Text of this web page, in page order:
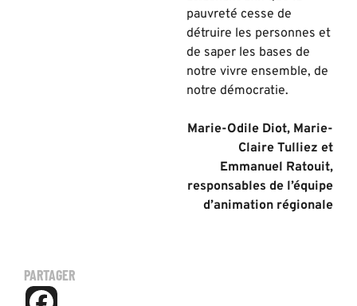
pauvreté cesse de
détruire les personnes et
de saper les bases de
notre vivre ensemble, de
notre démocratie.
Marie-Odile Diot, Marie-
Claire Tulliez et
Emmanuel Ratouit,
responsables de l’équipe
d’animation régionale
PARTAGER